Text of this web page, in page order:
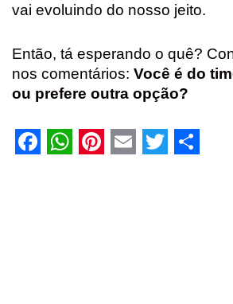
vai evoluindo do nosso jeito.
Então, tá esperando o quê?
nos comentários: Você é do
ou prefere outra opção?